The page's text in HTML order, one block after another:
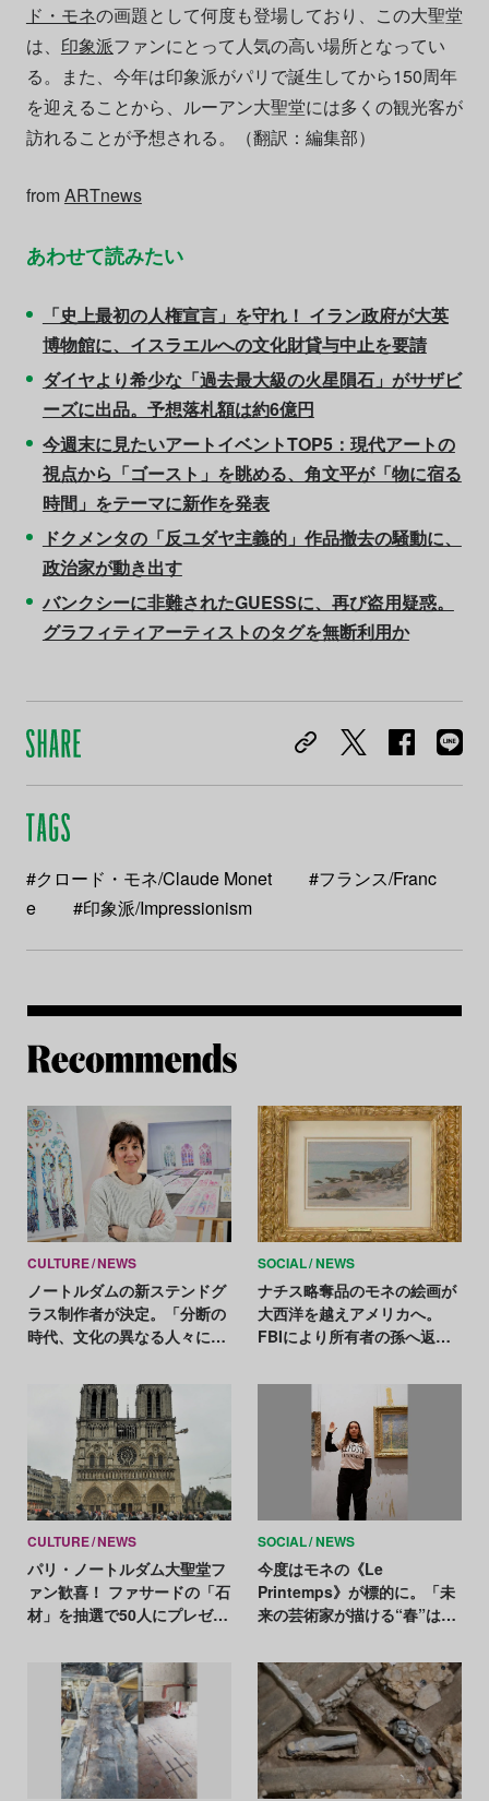
ド・モネの画題として何度も登場しており、この大聖堂
は、 印象派ファンにとって人気の高い場所となってい
る。また、今年は印象派がパリで誕生してから150周年
を迎えることから、ルーアン大聖堂には多くの観光客が
訪れることが予想される。（翻訳：編集部）
fromARTnews
あわせて読みたい
「史上最初の人権宣言」を守れ！ イラン政府が大英
博物館に、イスラエルへの文化財貸与中止を要請
ダイヤより希少な「過去最大級の火星隕石」がサザビ
ーズに出品。予想落札額は約6億円
今週末に見たいアートイベントTOP5：現代アートの
視点から「ゴースト」を眺める、角文平が「物に宿る
時間」をテーマに新作を発表
ドクメンタの「反ユダヤ主義的」作品撤去の騒動に、
政治家が動き出す
バンクシーに非難されたGUESSに、再び盗用疑惑。
グラフィティアーティストのタグを無断利用か
#クロード・モネ/Claude Monet
#フランス/Franc
e
#印象派/Impressionism
CULTURE NEWS
ノートルダムの新ステンドグ
ラス制作者が決定。「分断の
時代、文化の異なる人々に理
SOCIAL NEWS
ナチス略奪品のモネの絵画が
大西洋を越えアメリカへ。
FBIにより所有者の孫へ返還
CULTURE NEWS
パリ・ノートルダム大聖堂フ
ァン歓喜！ ファサードの「石
材」を抽選で50人にプレゼン
SOCIAL NEWS
今度はモネの《Le
Printemps》が標的に。「未
来の芸術家が描ける“春”はも